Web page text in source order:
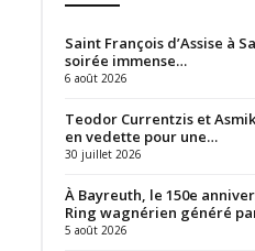
Saint François d’Assise à
soirée immense…
6 août 2026
Teodor Currentzis et
en vedette pour une…
30 juillet 2026
À Bayreuth, le 150e
Ring wagnérien généré
5 août 2026